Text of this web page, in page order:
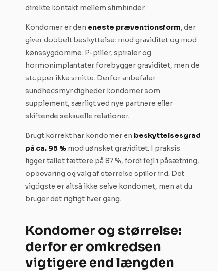
direkte kontakt mellem slimhinder.
Kondomer er den eneste præventionsform, der
giver dobbelt beskyttelse: mod graviditet og mod
kønssygdomme. P-piller, spiraler og
hormonimplantater forebygger graviditet, men de
stopper ikke smitte. Derfor anbefaler
sundhedsmyndigheder kondomer som
supplement, særligt ved nye partnere eller
skiftende seksuelle relationer.
Brugt korrekt har kondomer en beskyttelsesgrad
på ca. 98 %mod uønsket graviditet. I praksis
ligger tallet tættere på 87 %, fordi fejl i påsætning,
opbevaring og valg af størrelse spiller ind. Det
vigtigste er altså ikke selve kondomet, men at du
bruger det rigtigt hver gang.
Kondomer og størrelse:
derfor er omkredsen
vigtigere end længden